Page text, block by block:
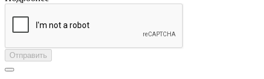
Отправить